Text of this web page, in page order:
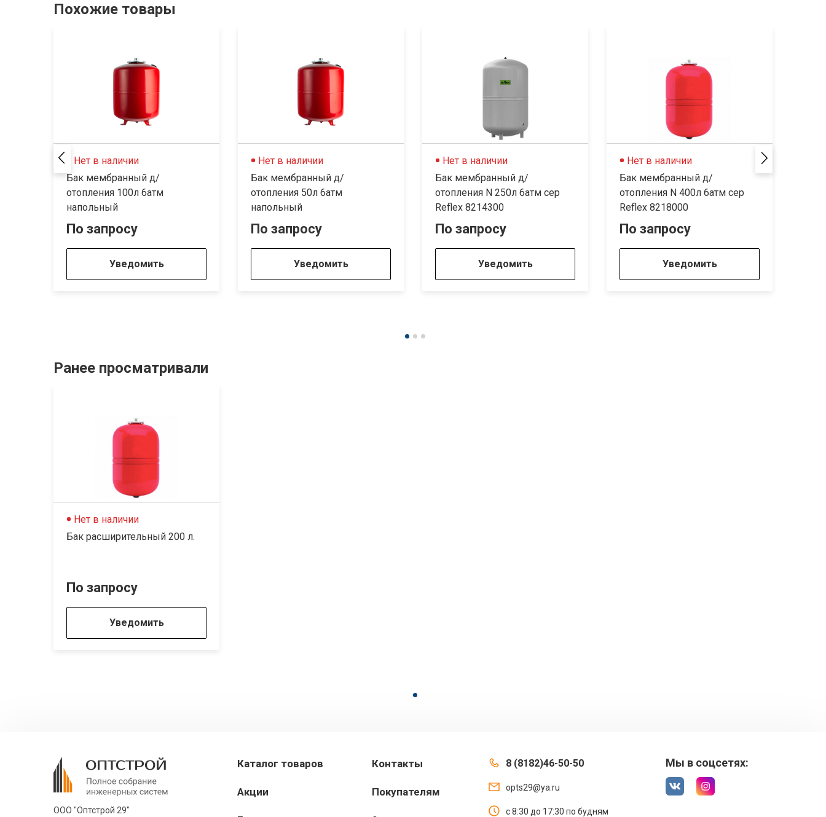
Похожие товары
Нет в наличии
Бак мембранный д/
отопления 100л 6атм
напольный
По запросу
Уведомить
Нет в наличии
Бак мембранный д/
отопления 50л 6атм
напольный
По запросу
Уведомить
Нет в наличии
Бак мембранный д/
отопления N 250л 6атм сер
Reflex 8214300
По запросу
Уведомить
Нет в наличии
Бак мембранный д/
отопления N 400л 6атм сер
Reflex 8218000
По запросу
Уведомить
Ранее просматривали
Нет в наличии
Бак расширительный 200 л.
По запросу
Уведомить
ООО "Оптстрой 29"
Каталог товаров
Акции
Контакты
Покупателям
8 (8182)46-50-50
opts29@ya.ru
с 8:30 до 17:30 по будням
Мы в соцсетях: